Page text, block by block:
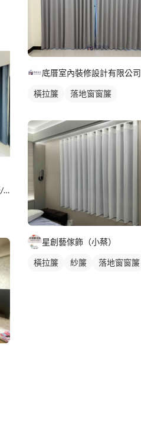
小江先生の居家設計 - 窗簾/壁紙/地板/熱水器/瓦斯爐
底厝室內裝修設計有限公司
橫拉簾 落地窗窗簾
星創藝傢飾（小蔡）
橫拉簾 紗簾 落地窗窗簾